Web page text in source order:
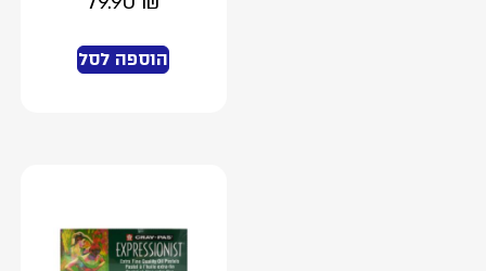
הוספה לסל